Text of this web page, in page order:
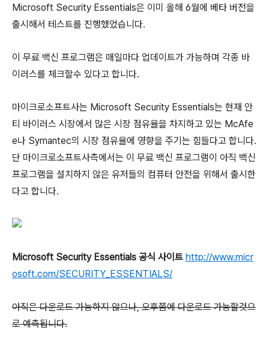
Microsoft Security Essentials은 이미 올해 6월에 베타 버전을
출시해서 테스트를 진행했었습니다.
이 무료 백신 프로그램은 매일마다 업데이트가 가능하며 각종 바
이러스를 체크할수 있다고 합니다.
마이크로소프트사는 Microsoft Security Essentials는 현재 안
티 바이러스 시장에서 많은 시장 점유율을 차지하고 있는 McAfe
e나 Symantec의 시장 점유율에 영향을 주기는 힘들다고 합니다.
단 마이크로소프트사측에서는 이 무료 백신 프로그램이 아직 백신
프로그램을 설치하지 않은 유저들의 컴퓨터 안전을 위해서 출시한
다고 합니다.
Microsoft Security Essentials 공식 사이트 http://www.micr
osoft.com/SECURITY_ESSENTIALS/
아직은 다운로드 가능하지 않으나, 오후쯤에 다운로드 가능할것으
로 예측됩니다.